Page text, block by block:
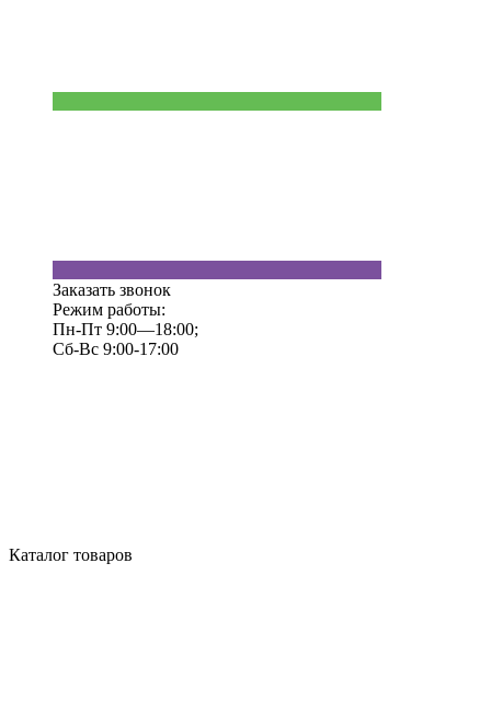
Заказать звонок
Режим работы:
Пн-Пт 9:00—18:00;
Сб-Вс 9:00-17:00
Каталог товаров